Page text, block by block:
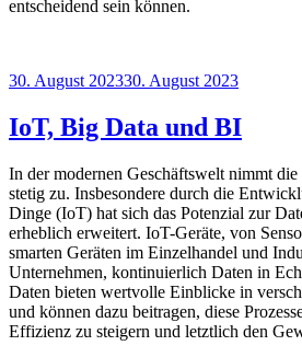
entscheidend sein können.
Veröffentlicht
30. August 202330. August 2023
IoT, Big Data und BI
In der modernen Geschäftswelt nimmt
stetig zu. Insbesondere durch die
Dinge (IoT) hat sich das Potenzial zur
erheblich erweitert. IoT-Geräte, von
smarten Geräten im Einzelhandel und
Unternehmen, kontinuierlich Daten in
Daten bieten wertvolle Einblicke in
und können dazu beitragen, diese
Effizienz zu steigern und letztlich den